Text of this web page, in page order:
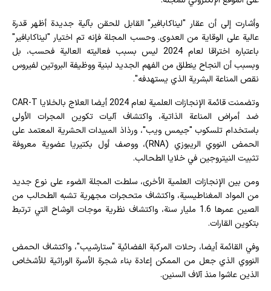
وأشارت إلى أن عقار "ليناكابافير" القابل للحقن بآلية جديدة أظهر قدرة
عالية على الوقاية من العدوى. وحسب المجلة فإنه تم اختيار "ليناكابافير"
باعتباره اختراقا لعام 2024 ليس بسبب فعاليته العالية فحسب، بل
وبسبب أن النجاح ينطلق من الفهم الجديد لبنية ووظيفة البروتين لفيروس
نقص المناعة البشرية الذي يستهدفه".
وتضمنت قائمة الإنجازات العلمية لعام 2024 أيضا العلاج بالخلايا CAR-T
ضد أمراض المناعة الذاتية، واكتشاف آليات تكوين المجرات الأولى
باستخدام تلسكوب "جيمس ويب"، ورذاذ المبيدات الحشرية المعتمد على
الحمض النووي الريبوزي (RNA)، ووصف أول بكتيريا ​​عضوية معروفة
تثبيت النيتروجين في خلايا الطحالب.
ومن بين الإنجازات العلمية الأخرى، سلطت المجلة الضوء على نوع جديد
من المواد المغناطيسية، واكتشاف متحجرات مجهرية تشبه الطحالب من
الصين عمرها 1.6 مليار سنة، واكتشاف نظرية موجات الوشاح التي ترتبط
بتكوين القارات.
وفي القائمة أيضا، رحلات المركبة الفضائية "ستارشيب"، واكتشاف الحمض
النووي الذي جعل من الممكن إعادة بناء شجرة الأسرة الوراثية للأشخاص
الذين عاشوا منذ آلاف السنين.